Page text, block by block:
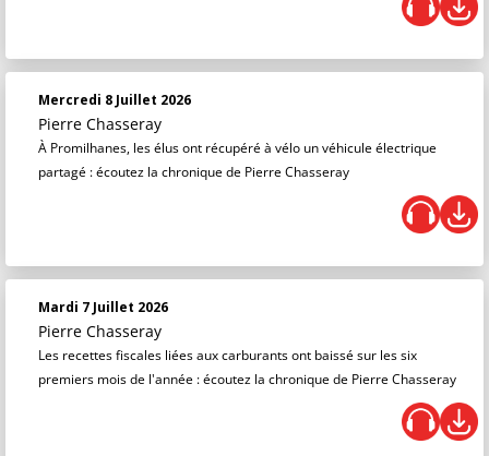
Mercredi 8 Juillet 2026
Pierre Chasseray
À Promilhanes, les élus ont récupéré à vélo un véhicule électrique
partagé : écoutez la chronique de Pierre Chasseray
Mardi 7 Juillet 2026
Pierre Chasseray
Les recettes fiscales liées aux carburants ont baissé sur les six
premiers mois de l'année : écoutez la chronique de Pierre Chasseray